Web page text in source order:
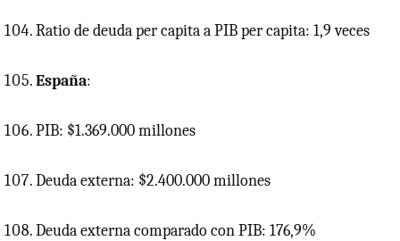
Ratio de deuda per capita aPIBper capita: 1,9 veces
España:
PIB: $1.369.000 millones
Deuda externa: $2.400.000 millones
Deuda externa comparado con PIB: 176,9%